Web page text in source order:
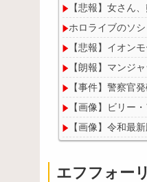
【悲報】女さん
ホロライブのソ
【悲報】イオン
【朗報】マンジ
【事件】警察官
【画像】ビリー
【画像】令和最
【悲報】教室、
エフフォー